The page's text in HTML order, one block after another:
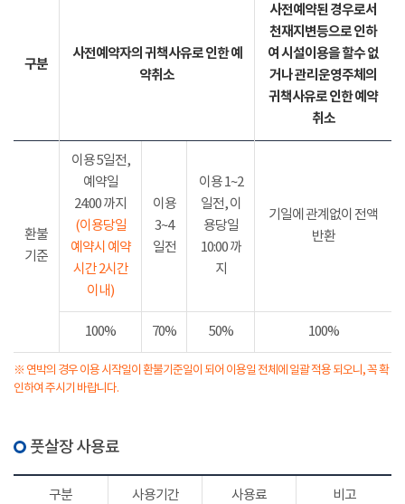
구분
사전예약자의 귀책사유로 인한 예
약취소
사전예약된 경우로서
천재지변등으로 인하
여 시설이용을 할수 없
거나 관리운영주체의
귀책사유로 인한 예약
취소
환불
기준
이용 5일전,
예약일
24:00 까지
(이용당일
예약시 예약
시간 2시간
이내)
이용
3~4
일전
이용 1~2
일전, 이
용당일
10:00 까
지
기일에 관계없이 전액
반환
100% 70% 50% 100%
※ 연박의 경우 이용 시작일이 환불기준일이 되어 이용일 전체에 일괄 적용 되오니, 꼭 확
인하여 주시기 바랍니다.
풋살장 사용료
구분 사용기간 사용료 비고